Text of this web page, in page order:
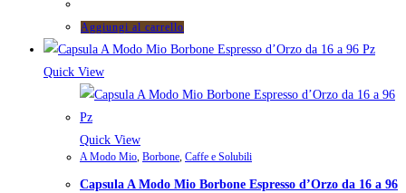
Aggiungi al carrello
Quick View
Quick View
A Modo Mio, Borbone, Caffe e Solubili
Capsula A Modo Mio Borbone Espresso d’Orzo da 16 a 96